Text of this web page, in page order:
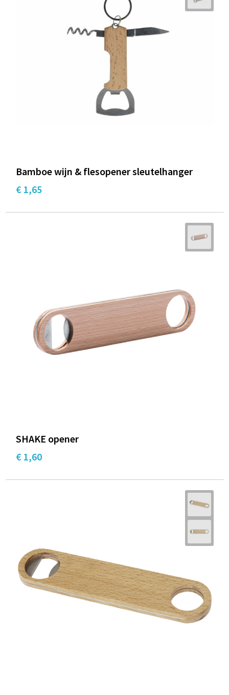
Bamboe wijn & flesopener sleutelhanger
€ 1,65
SHAKE opener
€ 1,60